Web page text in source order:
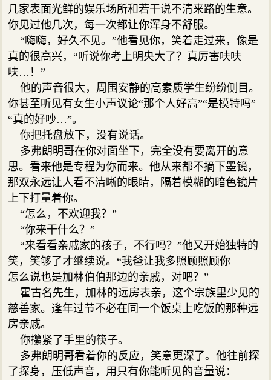
几家表面光鲜的娱乐场所和若干说不清来路的生意。
你见过他几次，每一次都让你浑身不舒服。
“嗨嗨，好久不见。”他看见你，笑着走过来，像是
真的很高兴，“听说你考上明央大了？真厉害呋呋
呋…！”
他的声音很大，周围安静的高素质学生纷纷侧目。
你甚至听见有女生小声议论“那个人好高”“是模特吗”
“真的好吵…”。
你把托盘放下，没有说话。
多弗朗明哥在你对面坐下，完全没有要离开的意
思。看来他是专程为你而来。他从来都不摘下墨镜，
那双永远让人看不清晰的眼睛，隔着模糊的暗色镜片
上下打量着你。
“怎么，不欢迎我？”
“你来干什么？”
“来看看亲戚家的孩子，不行吗？”他又开始独特的
笑，笑够了才继续说。“我爸让我多照顾照顾你——
怎么说也是加林伯伯那边的亲戚，对吧？”
霍古名先生，加林的远房表亲，这个宗族里少见的
慈善家。逢年过节不必在同一个饭桌上吃饭的那种远
房亲戚。
你攥紧了手里的筷子。
多弗朗明哥看着你的反应，笑意更深了。他往前探
了探身，压低声音，用只有你能听见的音量说：